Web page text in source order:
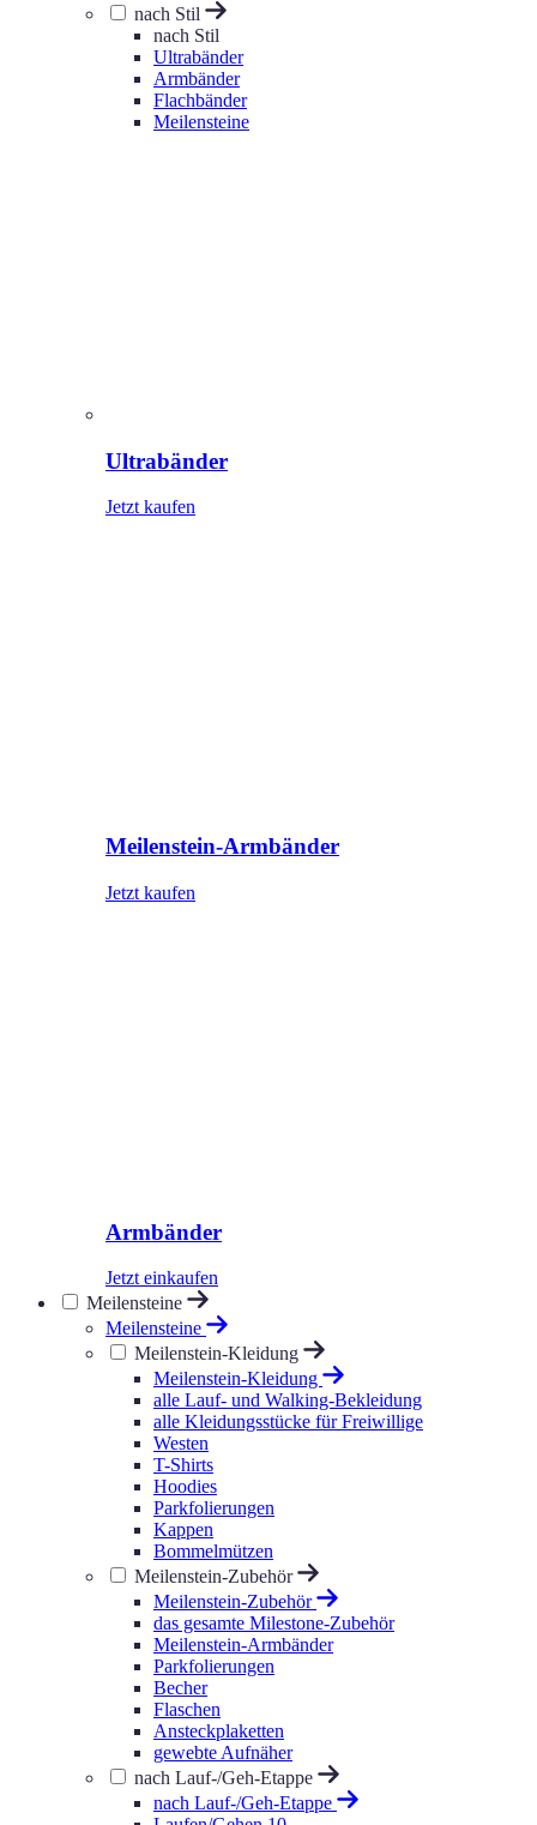
nach Stil
nach Stil
Ultrabänder
Armbänder
Flachbänder
Meilensteine
Ultrabänder
Jetzt kaufen
Meilenstein-Armbänder
Jetzt kaufen
Armbänder
Jetzt einkaufen
Meilensteine
Meilensteine
Meilenstein-Kleidung
Meilenstein-Kleidung
alle Lauf- und Walking-Bekleidung
alle Kleidungsstücke für Freiwillige
Westen
T-Shirts
Hoodies
Parkfolierungen
Kappen
Bommelmützen
Meilenstein-Zubehör
Meilenstein-Zubehör
das gesamte Milestone-Zubehör
Meilenstein-Armbänder
Parkfolierungen
Becher
Flaschen
Ansteckplaketten
gewebte Aufnäher
nach Lauf-/Geh-Etappe
nach Lauf-/Geh-Etappe